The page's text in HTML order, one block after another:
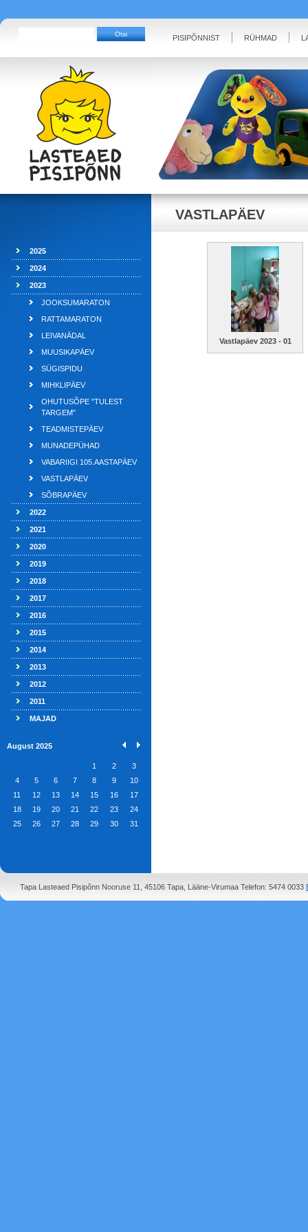
PISIPÕNNIST RÜHMAD
2025
2024
2023
JOOKSUMARATON
RATTAMARATON
LEIVANÄDAL
MUUSIKAPÄEV
SÜGISPIDU
MIHKLIPÄEV
OHUTUSÕPE "TULEST
TARGEM"
TEADMISTEPÄEV
MUNADEPÜHAD
VABARIIGI 105.AASTAPÄEV
VASTLAPÄEV
SÕBRAPÄEV
2022
2021
2020
2019
2018
2017
2016
2015
2014
2013
2012
2011
MAJAD
August 2025
1 2
3
4
5 6 7 8 9
10
11
12 13 14 15 16
17
18
19 20 21 22 23
24
25
26 27 28 29 30 31
VASTLAPÄEV
Vastlapäev 2023 - 01
Tapa Lasteaed Pisipõnn Nooruse 11, 45106 Tapa, Lääne-Virumaa Telefon: 5474 0033